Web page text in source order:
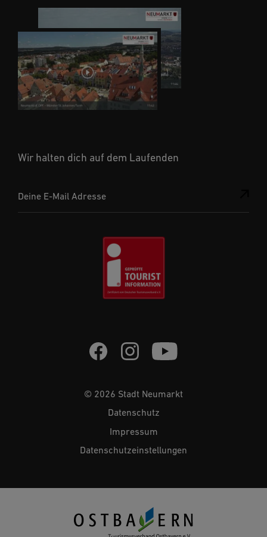
Wir halten dich auf dem Laufenden
Deine E-Mail Adresse
© 2026 Stadt Neumarkt
Datenschutz
Impressum
Datenschutzeinstellungen